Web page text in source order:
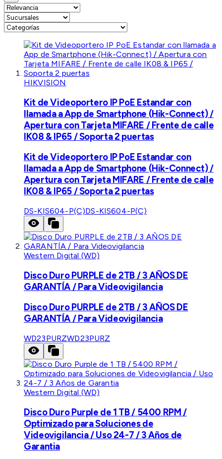
HIKVISION
Kit de Videoportero IP PoE Estandar con
llamada a App de Smartphone (Hik-Connect) /
Apertura con Tarjeta MIFARE / Frente de calle
IK08 & IP65 / Soporta 2 puertas
Kit de Videoportero IP PoE Estandar con
llamada a App de Smartphone (Hik-Connect) /
Apertura con Tarjeta MIFARE / Frente de calle
IK08 & IP65 / Soporta 2 puertas
DS-KIS604-P(C)DS-KIS604-P(C)
Western Digital (WD)
Disco Duro PURPLE de 2TB / 3 AÑOS DE
GARANTÍA / Para Videovigilancia
Disco Duro PURPLE de 2TB / 3 AÑOS DE
GARANTÍA / Para Videovigilancia
WD23PURZWD23PURZ
Western Digital (WD)
Disco Duro Purple de 1 TB / 5400 RPM /
Optimizado para Soluciones de
Videovigilancia / Uso 24-7 / 3 Años de
Garantia